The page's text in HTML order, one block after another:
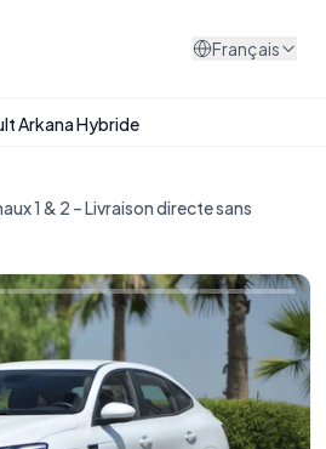
Français
Arkana Hybride
1 & 2 – Livraison directe sans